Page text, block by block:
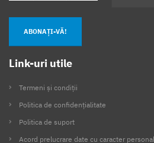
ABONAȚI-VĂ!
Link-uri utile
Termeni și condiții
Politica de confidențialitate
Politica de suport
Acord prelucrare date cu caracter personal